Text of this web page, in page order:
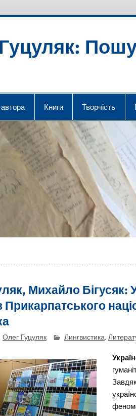
Книги Творчість
Михайло Бігусяк:
Прикарпатського
Олег Гуцуляк Лингвистика